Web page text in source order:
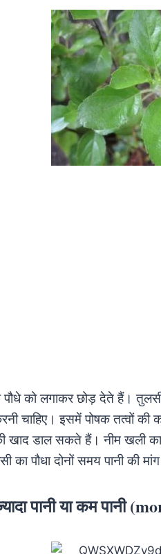
को लगाकर छोड़ देते हैं।
चाहिए। इसमें पोषक तत्वों
खाद डाल सकते हैं। नीम खली
का पौधा दोनों समय पानी की
पानी या कम पानी